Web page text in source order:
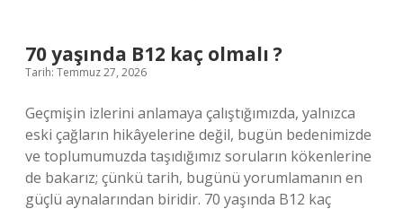
Günlük
Fikirler
Yazılar
70 yaşında B12 kaç olmalı ?
Tarih: Temmuz 27, 2026
Geçmişin izlerini anlamaya çalıştığımızda, yalnızca
eski çağların hikâyelerine değil, bugün bedenimizde
ve toplumumuzda taşıdığımız soruların kökenlerine
de bakarız; çünkü tarih, bugünü yorumlamanın en
güçlü aynalarından biridir. 70 yaşında B12 kaç